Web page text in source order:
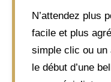
N’attendez plus
facile et plus
simple clic ou un
le début d’une